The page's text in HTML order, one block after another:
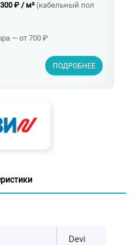
₽ / м² (кабельный пол
— от 700 ₽
ПОДРОБНЕЕ
Devi